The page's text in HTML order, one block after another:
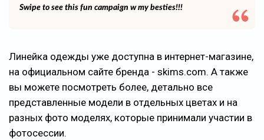
Swipe to see this fun campaign w my besties!!!
Линейка одежды уже доступна в интернет-магазине,
на официальном сайте бренда - skims.com. А также
вы можете посмотреть более, детально все
представленные модели в отдельных цветах и на
разных фото моделях, которые принимали участии в
фотосессии.